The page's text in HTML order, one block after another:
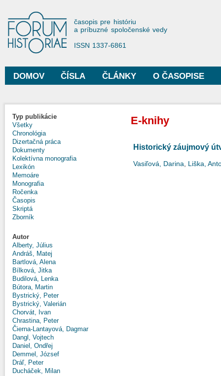
Forum Historiae
časopis pre históriu
a príbuzné spoločenské vedy
ISSN 1337-6861
Hlavné menu
DOMOV ČÍSLA ČLÁNKY O ČASOPISE
Typ publikácie
Všetky
Chronológia
Dizertačná práca
Dokumenty
Kolektívna monografia
Lexikón
Memoáre
Monografia
Ročenka
Časopis
Skriptá
Zborník
Autor
Alberty, Július
Andráš, Matej
Bartlová, Alena
Bílková, Jitka
Budilová, Lenka
Bútora, Martin
Bystrický, Peter
Bystrický, Valerián
Chorvát, Ivan
Chrastina, Peter
Čierna-Lantayová, Dagmar
Dangl, Vojtech
Daniel, Ondřej
Demmel, József
Dráľ, Peter
Ducháček, Milan
E-knihy
Historický záujmový
Vasiľová, Darina Liška,